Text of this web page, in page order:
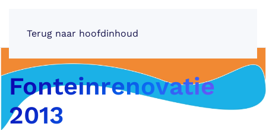
Terug naar hoofdinhoud
Fonteinrenovatie
2013